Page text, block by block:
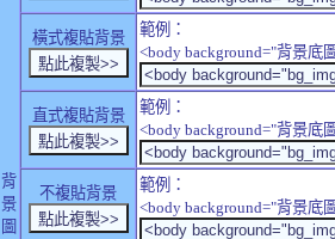
背
景
圖
橫式複貼背景
範例：
<body background="背景底
直式複貼背景
範例：
<body background="背景底
不複貼背景
範例：
<body background="背景底